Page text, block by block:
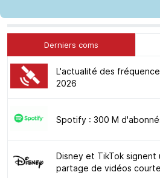
Derniers coms
L'actualité des
2026
Spotify : 300 M
Disney et TikTok
partage de vidéos